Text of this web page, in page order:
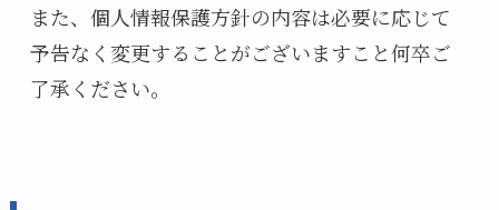
また、個人情報保護方針の内容は必要に応じて
予告なく変更することがございますこと何卒ご
了承ください。